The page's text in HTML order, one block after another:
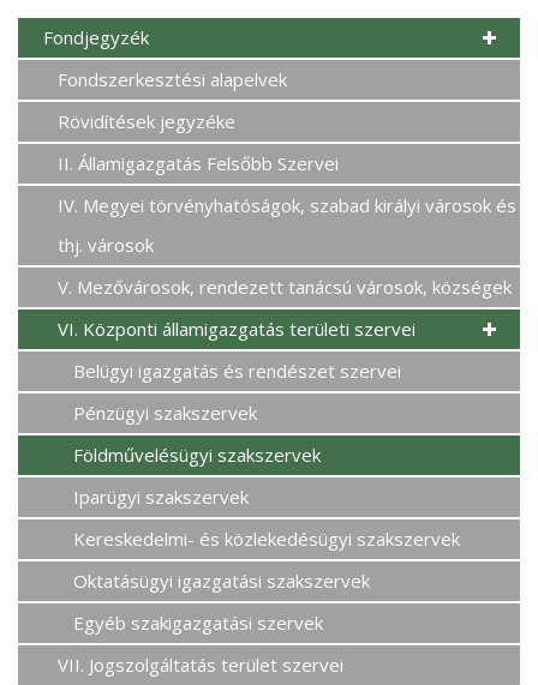
Fondjegyzék
Fondszerkesztési alapelvek
Rövidítések jegyzéke
II. Államigazgatás Felsőbb Szervei
IV. Megyei törvényhatóságok, szabad királyi városok és
thj. városok
V. Mezővárosok, rendezett tanácsú városok, községek
VI. Központi államigazgatás területi szervei
Belügyi igazgatás és rendészet szervei
Pénzügyi szakszervek
Földművelésügyi szakszervek
Iparügyi szakszervek
Kereskedelmi- és közlekedésügyi szakszervek
Oktatásügyi igazgatási szakszervek
Egyéb szakigazgatási szervek
VII. Jogszolgáltatás terület szervei